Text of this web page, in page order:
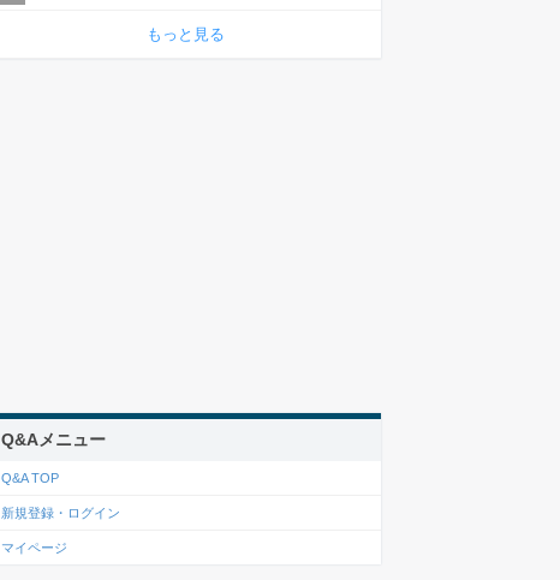
もっと見る
Q&Aメニュー
Q&A TOP
新規登録・ログイン
マイページ